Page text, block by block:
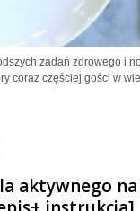
zadań zdrowego i
coraz częściej gości w
aktywnego